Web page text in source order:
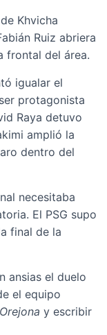
Khvicha
Ruiz abriera
frontal del área.
igualar el
protagonista
Raya detuvo
amplió la
dentro del
necesitaba
El PSG supo
final de la
ansias el duelo
el equipo
Orejona y escribir